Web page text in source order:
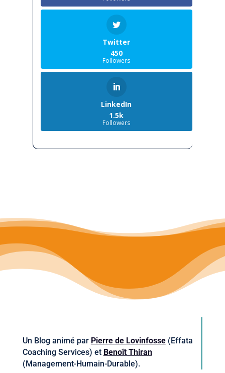
Twitter
450
Followers
LinkedIn
1.5k
Followers
Un Blog animé par Pierre de Lovinfosse(Effata
Coaching Services) et Benoît Thiran
(Management-Humain-Durable).